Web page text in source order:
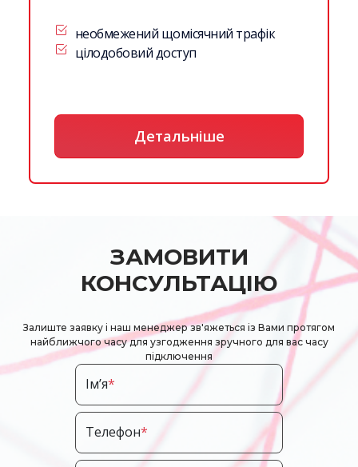
необмежений щомісячний трафік
цілодобовий доступ
Детальніше
ЗАМОВИТИ
КОНСУЛЬТАЦІЮ
Залиште заявку і наш менеджер зв'яжеться із Вами протягом
найближчого часу для узгодження зручного для вас часу
підключення
Ім’я*
Телефон*